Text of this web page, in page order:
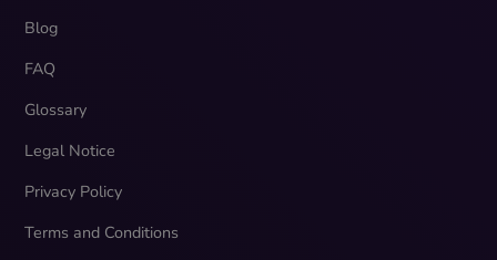
Blog
FAQ
Glossary
Legal Notice
Privacy Policy
Terms and Conditions